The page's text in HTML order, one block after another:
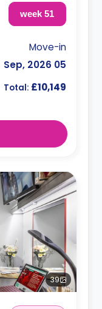
51 week
Move-in
05 Sep, 2026
Total: £10,149
39